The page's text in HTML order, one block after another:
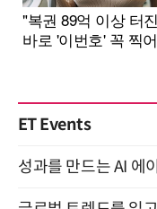
ET Events